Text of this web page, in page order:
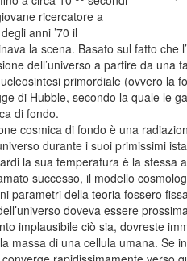
ricercatore a
anni ’70 il
la scena. Basato sul fatto che
dell’universo a partire da una
primordiale (ovvero la
di Hubble, secondo la quale le
di fondo.
cosmica di fondo è una
durante i suoi primissimi
la sua temperatura è la stessa
successo, il modello
parametri della teoria fossero
doveva essere
implausibile ciò sia, dovreste
massa di una cellula umana. Se